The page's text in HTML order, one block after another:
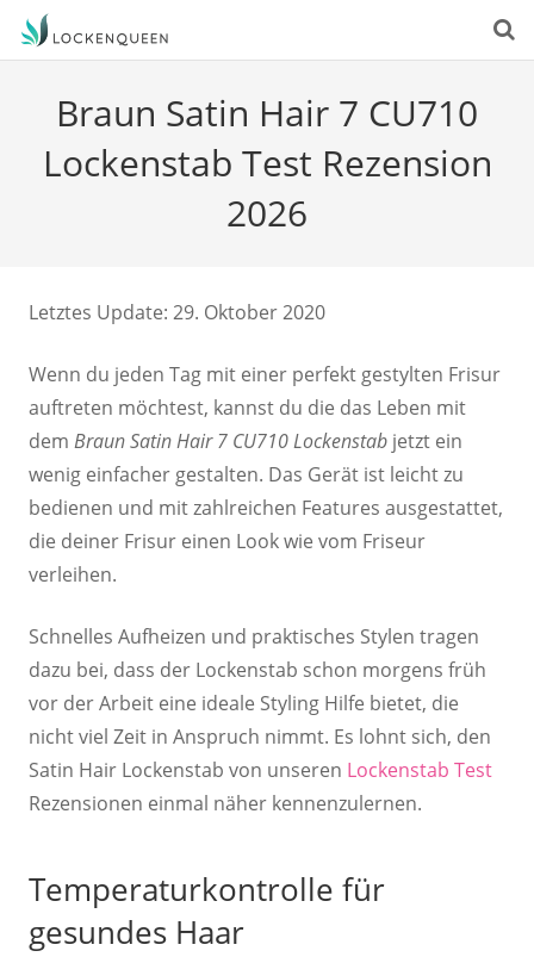
Braun Satin Hair 7 CU710
Lockenstab Test Rezension
2026
Letztes Update: 29. Oktober 2020
Wenn du jeden Tag mit einer perfekt gestylten Frisur
auftreten möchtest, kannst du die das Leben mit
dem Braun Satin Hair 7 CU710 Lockenstab jetzt ein
wenig einfacher gestalten. Das Gerät ist leicht zu
bedienen und mit zahlreichen Features ausgestattet,
die deiner Frisur einen Look wie vom Friseur
verleihen.
Schnelles Aufheizen und praktisches Stylen tragen
dazu bei, dass der Lockenstab schon morgens früh
vor der Arbeit eine ideale Styling Hilfe bietet, die
nicht viel Zeit in Anspruch nimmt. Es lohnt sich, den
Satin Hair Lockenstab von unseren Lockenstab Test
Rezensionen einmal näher kennenzulernen.
Temperaturkontrolle für
gesundes Haar